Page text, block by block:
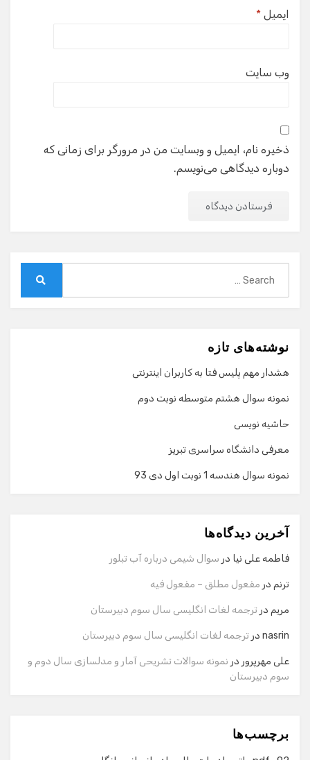
ایمیل *
وب‌ سایت
ذخیره نام، ایمیل و وبسایت من در مرورگر برای زمانی که
دوباره دیدگاهی می‌نویسم.
نوشته‌های تازه
هشدار مهم پلیس فتا به کاربران اینترنتی
نمونه سوال هشتم متوسطه نوبت دوم
حاشیه نویسی
معرفی دانشگاه سراسری تبریز
نمونه سوال هندسه 1 نوبت اول دی 93
آخرین دیدگاه‌ها
فاطمه علی نیا در سوال شیمی درباره آب تبلور
ترنم در مفعول مطلق – مفعول فیه
مریم در ترجمه لغات انگلیسی سال سوم دبیرستان
nasrin در ترجمه لغات انگلیسی سال سوم دبیرستان
علی مهرپرور در نمونه سوالات تشریحی آمار و مدلسازی سال دوم و
سوم دبیرستان
برچسب‌ها
گفت‌وگو با دستیار هوشمند
سلام! برای شروع گفت‌وگو لطفاً شماره تماس یا ایمیل خود را
وارد کنید.
ایمیل